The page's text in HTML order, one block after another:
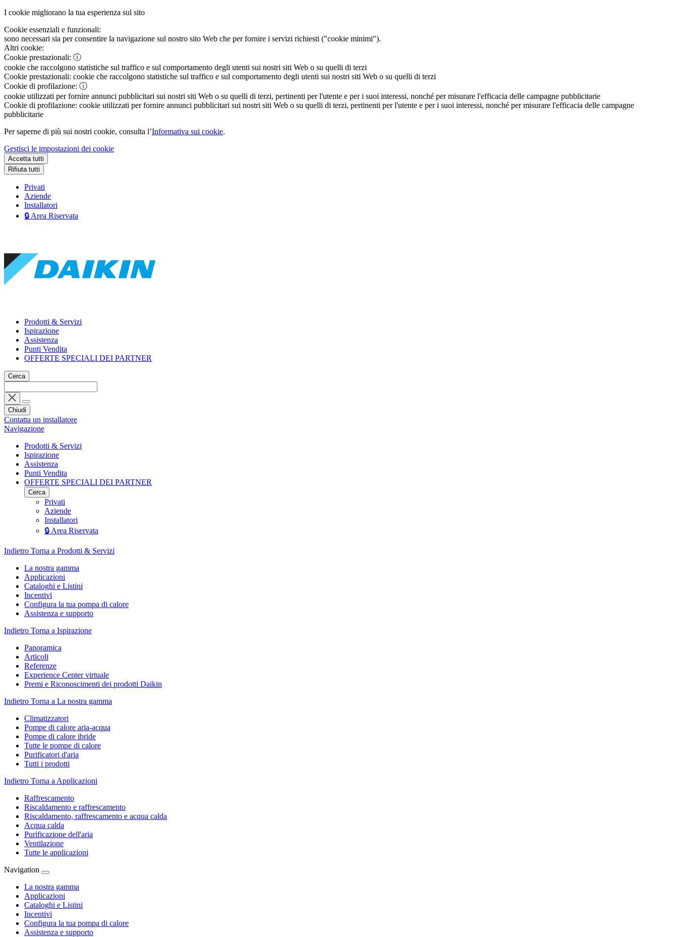
I cookie migliorano la tua esperienza sul sito
Cookie essenziali e funzionali:
sono necessari sia per consentire la navigazione sul nostro sito Web che per fornire i servizi richiesti ("cookie minimi").
Altri cookie:
Cookie prestazionali: ⓘ
cookie che raccolgono statistiche sul traffico e sul comportamento degli utenti sui nostri siti Web o su quelli di terzi
Cookie prestazionali: cookie che raccolgono statistiche sul traffico e sul comportamento degli utenti sui nostri siti Web o su quelli di terzi
Cookie di profilazione: ⓘ
cookie utilizzati per fornire annunci pubblicitari sui nostri siti Web o su quelli di terzi, pertinenti per l'utente e per i suoi interessi, nonché per misurare l'efficacia delle campagne pubblicitarie
Cookie di profilazione: cookie utilizzati per fornire annunci pubblicitari sui nostri siti Web o su quelli di terzi, pertinenti per l'utente e per i suoi interessi, nonché per misurare l'efficacia delle campagne
pubblicitarie
Per saperne di più sui nostri cookie, consulta l’Informativa sui cookie.
Gestisci le impostazioni dei cookie
Accetta tutti
Rifiuta tutti
Privati
Aziende
Installatori
🔒 Area Riservata
Prodotti & Servizi
Ispirazione
Assistenza
Punti Vendita
OFFERTE SPECIALI DEI PARTNER
Cerca
Chiudi
Contatta un installatore
Navigazione
Prodotti & Servizi
Ispirazione
Assistenza
Punti Vendita
OFFERTE SPECIALI DEI PARTNER
Cerca
Privati
Aziende
Installatori
🔒 Area Riservata
Indietro Torna a Prodotti & Servizi
La nostra gamma
Applicazioni
Cataloghi e Listini
Incentivi
Configura la tua pompa di calore
Assistenza e supporto
Indietro Torna a Ispirazione
Panoramica
Articoli
Referenze
Experience Center virtuale
Premi e Riconoscimenti dei prodotti Daikin
Indietro Torna a La nostra gamma
Climatizzatori
Pompe di calore aria-acqua
Pompe di calore ibride
Tutte le pompe di calore
Purificatori d'aria
Tutti i prodotti
Indietro Torna a Applicazioni
Raffrescamento
Riscaldamento e raffrescamento
Riscaldamento, raffrescamento e acqua calda
Acqua calda
Purificazione dell'aria
Ventilazione
Tutte le applicazioni
Navigation
La nostra gamma
Applicazioni
Cataloghi e Listini
Incentivi
Configura la tua pompa di calore
Assistenza e supporto